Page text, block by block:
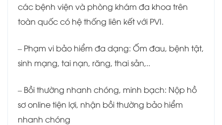
các bệnh viện và phòng khám đa khoa trên
toàn quốc có hệ thống liên kết với PVI.
– Phạm vi bảo hiểm đa dạng: Ốm đau, bệnh tật,
sinh mạng, tai nạn, răng, thai sản,..
– Bồi thường nhanh chóng, minh bạch: Nộp hồ
sơ online tiện lợi, nhận bồi thường bảo hiểm
nhanh chóng